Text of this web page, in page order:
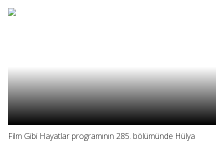
Film Gibi Hayatlar programının 285. bölümünde Hülya